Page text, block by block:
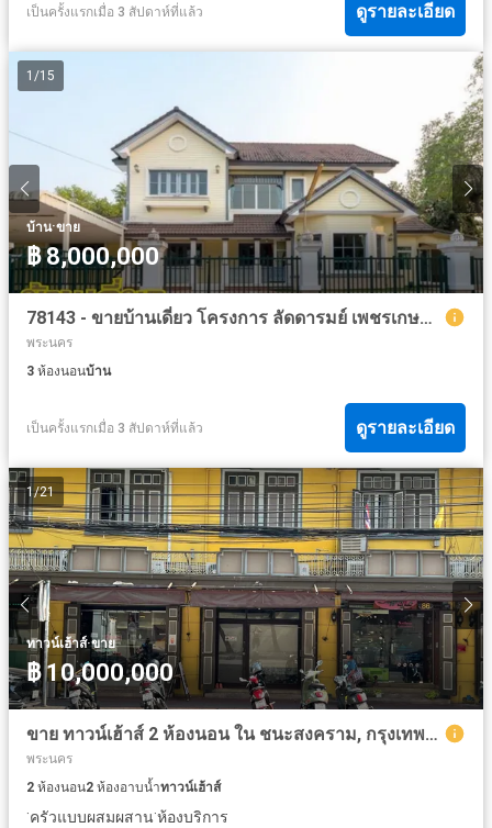
เป็นครั้งแรกเมื่อ 3 สัปดาห์ที่แล้ว ดูรายละเอียด
1 /15
บ้าน·ขาย
฿ 8,000,000
78143 - ขายบ้านเดี่ยว โครงการ ลัดดารมย์ เพชรเกษม69 128 ตร.ว. หนองแขม กรุงเทพฯ
พระนคร
3 ห้องนอนบ้าน
เป็นครั้งแรกเมื่อ 3 สัปดาห์ที่แล้ว ดูรายละเอียด
1/21
ทาวน์เฮ้าส์·ขาย
฿ 10,000,000
ขาย ทาวน์เฮ้าส์ 2 ห้องนอน ใน ชนะสงคราม, กรุงเทพมหานคร
พระนคร
2 ห้องนอน2 ห้องอาบน้ำทาวน์เฮ้าส์
·ครัวแบบผสมผสาน·ห้องบริการ